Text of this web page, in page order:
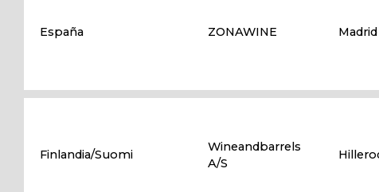
España ZONAWINE Madrid
Finlandia/Suomi
Wineandbarrels
A/S